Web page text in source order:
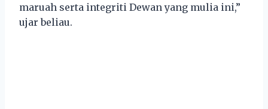
maruah serta integriti Dewan yang mulia ini,”
ujar beliau.